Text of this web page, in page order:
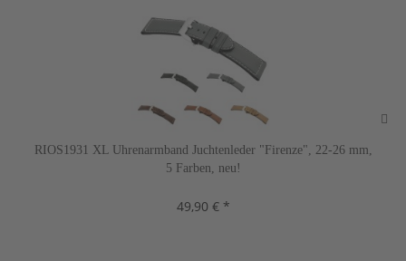
RIOS1931 XL Uhrenarmband Juchtenleder "Firenze", 22-26 mm,
5 Farben, neu!
49,90 € *